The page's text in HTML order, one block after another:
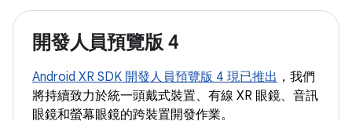
開發人員預覽版 4
Android XR SDK 開發人員預覽版 4 現已推出 ，我們
將持續致力於統一頭戴式裝置、有線 XR 眼鏡、音訊
眼鏡和螢幕眼鏡的跨裝置開發作業。